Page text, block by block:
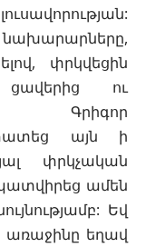
փրկվեցին
ու
Գրիգոր
այն ի
փրկչական
ամեն
Եվ
եղավ